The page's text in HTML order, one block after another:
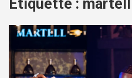
Étiquette : martell